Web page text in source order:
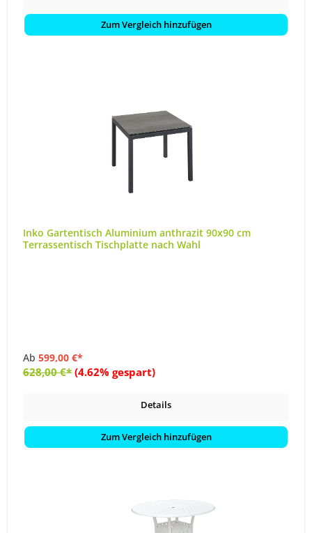
Zum Vergleich hinzufügen
Inko Gartentisch Aluminium anthrazit 90x90 cm
Terrassentisch Tischplatte nach Wahl
Ab 599,00 €*
628,00 €* (4.62% gespart)
Details
Zum Vergleich hinzufügen